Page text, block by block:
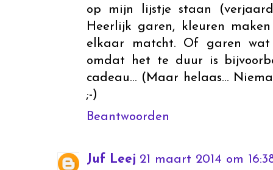
op mijn lijstje staan
Heerlijk garen, kleuren
elkaar matcht. Of garen
omdat het te duur is
cadeau... (Maar helaas...
;-)
Beantwoorden
Juf Leej 21 maart 2014 om